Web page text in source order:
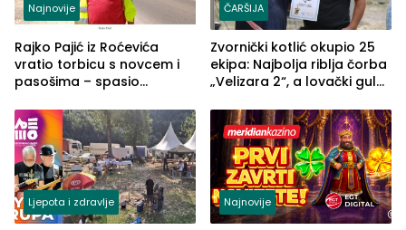
Najnovije
Rajko Pajić iz Roćevića
vratio torbicu s novcem i
pasošima – spasio
Grčkoj
ČARŠIJA
Zvornički kotlić okupio 25
ekipa: Najbolja riblja čorba
„Velizara 2“, a lovački gulaš
Ljepota i zdravlje Najnovije